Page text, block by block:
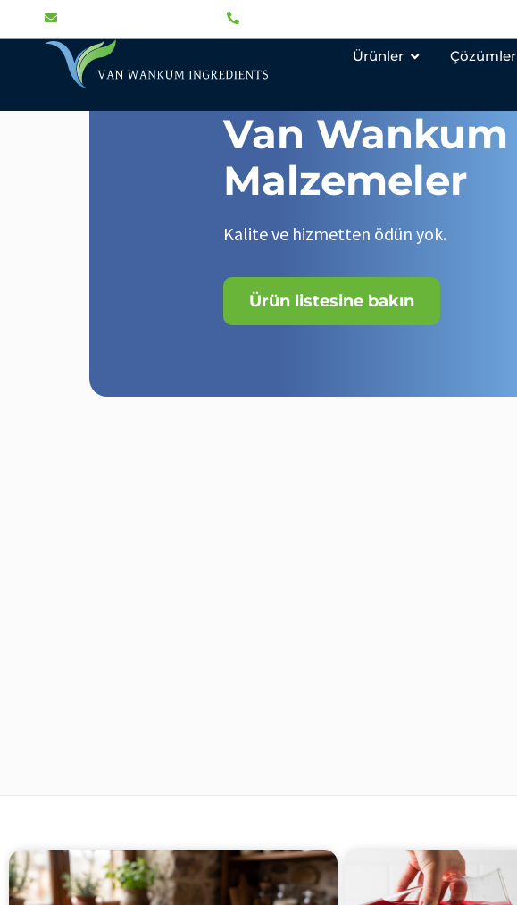
Ürünler Çözümler
Van Wankum
Malzemeler
Kalite ve hizmetten ödün yok.
Ürün listesine bakın